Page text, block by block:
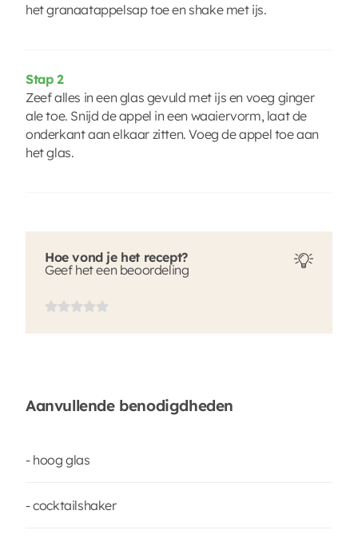
het granaatappelsap toe en shake met ijs.
Stap 2
Zeef alles in een glas gevuld met ijs en voeg ginger
ale toe. Snijd de appel in een waaiervorm, laat de
onderkant aan elkaar zitten. Voeg de appel toe aan
het glas.
Hoe vond je het recept?
Geef het een beoordeling
Aanvullende benodigdheden
- hoog glas
- cocktailshaker